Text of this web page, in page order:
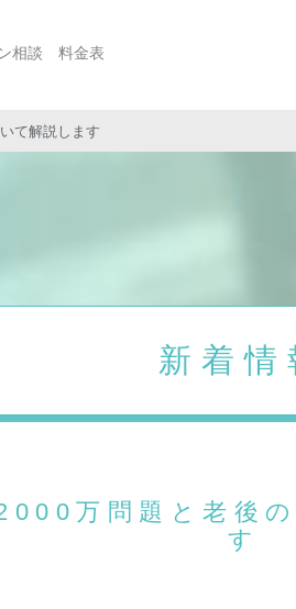
相談 料金表
て解説します
新着情
万問題と老後
す